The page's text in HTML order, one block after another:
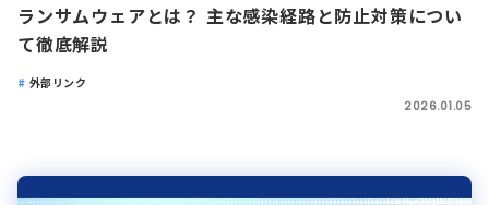
ランサムウェアとは？ 主な感染経路と防止対策につい
て徹底解説
外部リンク
2026.01.05